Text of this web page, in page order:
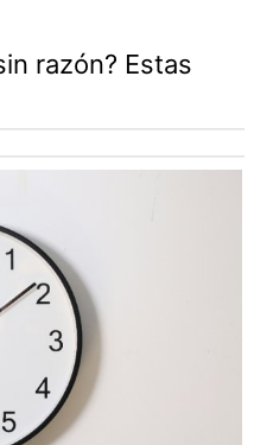
razón? Estas